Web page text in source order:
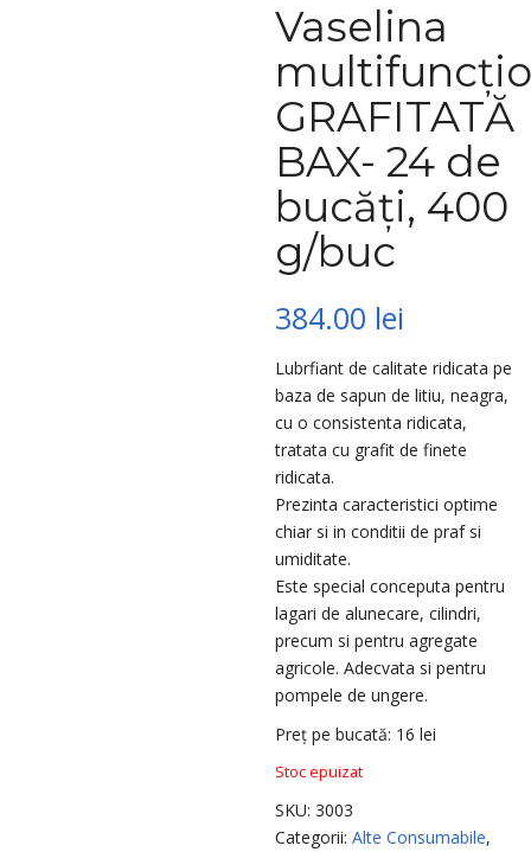
Vaselina
GRAFITATĂ
BAX- 24 de
bucăți, 400
g/buc
384.00 lei
Lubrfiant de calitate ridicata pe
baza de sapun de litiu, neagra,
cu o consistenta ridicata,
tratata cu grafit de finete
ridicata.
Prezinta caracteristici optime
chiar si in conditii de praf si
umiditate.
Este special conceputa pentru
lagari de alunecare, cilindri,
precum si pentru agregate
agricole. Adecvata si pentru
pompele de ungere.
Preț pe bucată: 16 lei
Stoc epuizat
SKU:3003
Categorii:Alte Consumabile,